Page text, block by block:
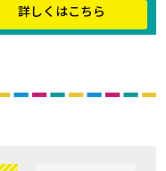
詳しくはこちら